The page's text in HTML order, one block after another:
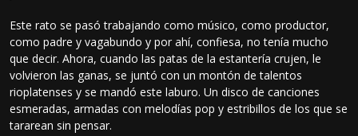
Este rato se pasó trabajando como músico, como productor,
como padre y vagabundo y por ahí, confiesa, no tenía mucho
que decir. Ahora, cuando las patas de la estantería crujen, le
volvieron las ganas, se juntó con un montón de talentos
rioplatenses y se mandó este laburo. Un disco de canciones
esmeradas, armadas con melodías pop y estribillos de los que se
tararean sin pensar.